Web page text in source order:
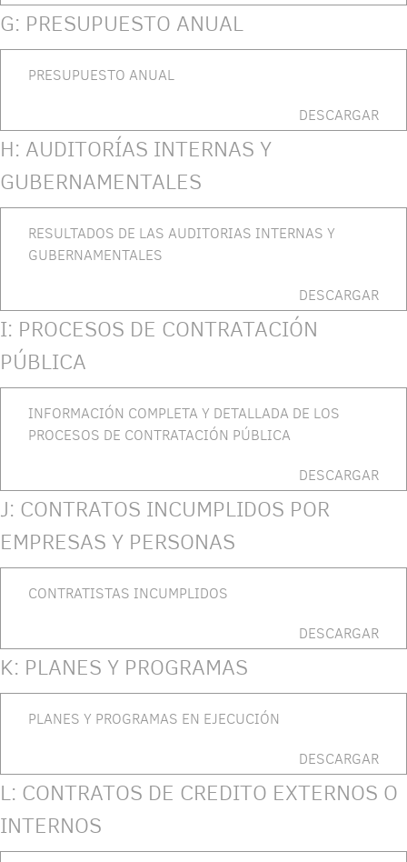
G: PRESUPUESTO ANUAL
PRESUPUESTO ANUAL
DESCARGAR
H: AUDITORÍAS INTERNAS Y
GUBERNAMENTALES
RESULTADOS DE LAS AUDITORIAS INTERNAS Y
GUBERNAMENTALES
DESCARGAR
I: PROCESOS DE CONTRATACIÓN
PÚBLICA
INFORMACIÓN COMPLETA Y DETALLADA DE LOS
PROCESOS DE CONTRATACIÓN PÚBLICA
DESCARGAR
J: CONTRATOS INCUMPLIDOS POR
EMPRESAS Y PERSONAS
CONTRATISTAS INCUMPLIDOS
DESCARGAR
K: PLANES Y PROGRAMAS
PLANES Y PROGRAMAS EN EJECUCIÓN
DESCARGAR
L: CONTRATOS DE CREDITO EXTERNOS O
INTERNOS